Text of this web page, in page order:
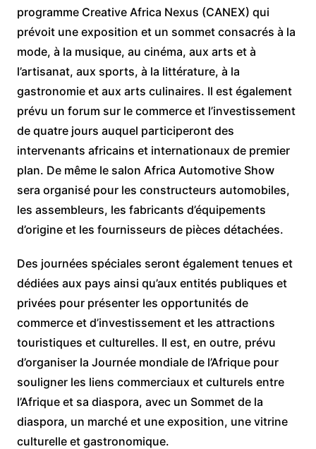
programme Creative Africa Nexus (CANEX) qui
prévoit une exposition et un sommet consacrés à la
mode, à la musique, au cinéma, aux arts et à
l’artisanat, aux sports, à la littérature, à la
gastronomie et aux arts culinaires. Il est également
prévu un forum sur le commerce et l’investissement
de quatre jours auquel participeront des
intervenants africains et internationaux de premier
plan. De même le salon Africa Automotive Show
sera organisé pour les constructeurs automobiles,
les assembleurs, les fabricants d’équipements
d’origine et les fournisseurs de pièces détachées.
Des journées spéciales seront également tenues et
dédiées aux pays ainsi qu’aux entités publiques et
privées pour présenter les opportunités de
commerce et d’investissement et les attractions
touristiques et culturelles. Il est, en outre, prévu
d’organiser la Journée mondiale de l’Afrique pour
souligner les liens commerciaux et culturels entre
l’Afrique et sa diaspora, avec un Sommet de la
diaspora, un marché et une exposition, une vitrine
culturelle et gastronomique.